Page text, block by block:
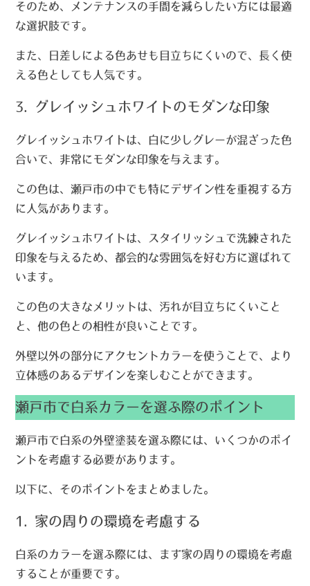
そのため、メンテナンスの手間を減らしたい方には最適
な選択肢です。
また、日差しによる色あせも目立ちにくいので、長く使
える色としても人気です。
3. グレイッシュホワイトのモダンな印象
グレイッシュホワイトは、白に少しグレーが混ざった色
合いで、非常にモダンな印象を与えます。
この色は、瀬戸市の中でも特にデザイン性を重視する方
に人気があります。
グレイッシュホワイトは、スタイリッシュで洗練された
印象を与えるため、都会的な雰囲気を好む方に選ばれて
います。
この色の大きなメリットは、汚れが目立ちにくいこと
と、他の色との相性が良いことです。
外壁以外の部分にアクセントカラーを使うことで、より
立体感のあるデザインを楽しむことができます。
瀬戸市で白系カラーを選ぶ際のポイント
瀬戸市で白系の外壁塗装を選ぶ際には、いくつかのポイ
ントを考慮する必要があります。
以下に、そのポイントをまとめました。
1. 家の周りの環境を考慮する
白系のカラーを選ぶ際には、まず家の周りの環境を考慮
することが重要です。